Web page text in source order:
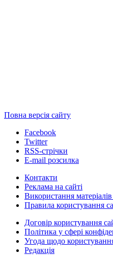
Повна версія сайту
Facebook
Twitter
RSS-стрічки
E-mail розсилка
Контакти
Реклама на сайті
Використання
Правила користування
Договір користування
Політика у сфері
Угода щодо
Редакція